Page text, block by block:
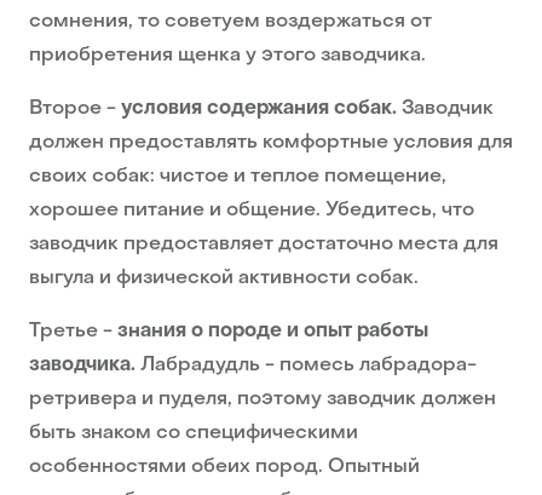
сомнения, то советуем воздержаться от
приобретения щенка у этого заводчика.
Второе - условия содержания собак. Заводчик
должен предоставлять комфортные условия для
своих собак: чистое и теплое помещение,
хорошее питание и общение. Убедитесь, что
заводчик предоставляет достаточно места для
выгула и физической активности собак.
Третье - знания о породе и опыт работы
заводчика. Лабрадудль - помесь лабрадора-
ретривера и пуделя, поэтому заводчик должен
быть знаком со специфическими
особенностями обеих пород. Опытный